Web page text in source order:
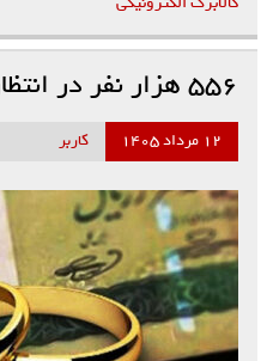
۵۵۶ هزار نفر در انتظار دریافت وام ازدواج
۱۲ مرداد ۱۴۰۵ کاربر